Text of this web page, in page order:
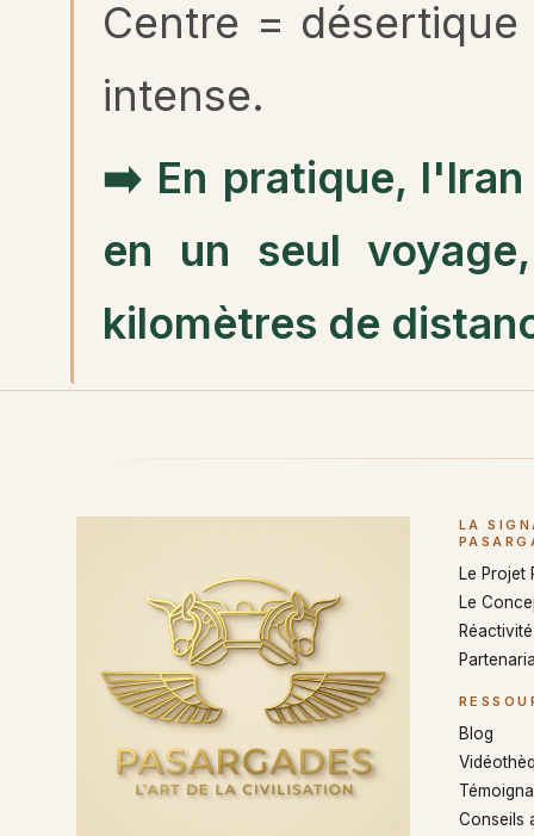
Centre =
intense.
➡️ En pratique,
en un seul
kilomètres de
LA
Le Projet
Le
Blog
Conseils